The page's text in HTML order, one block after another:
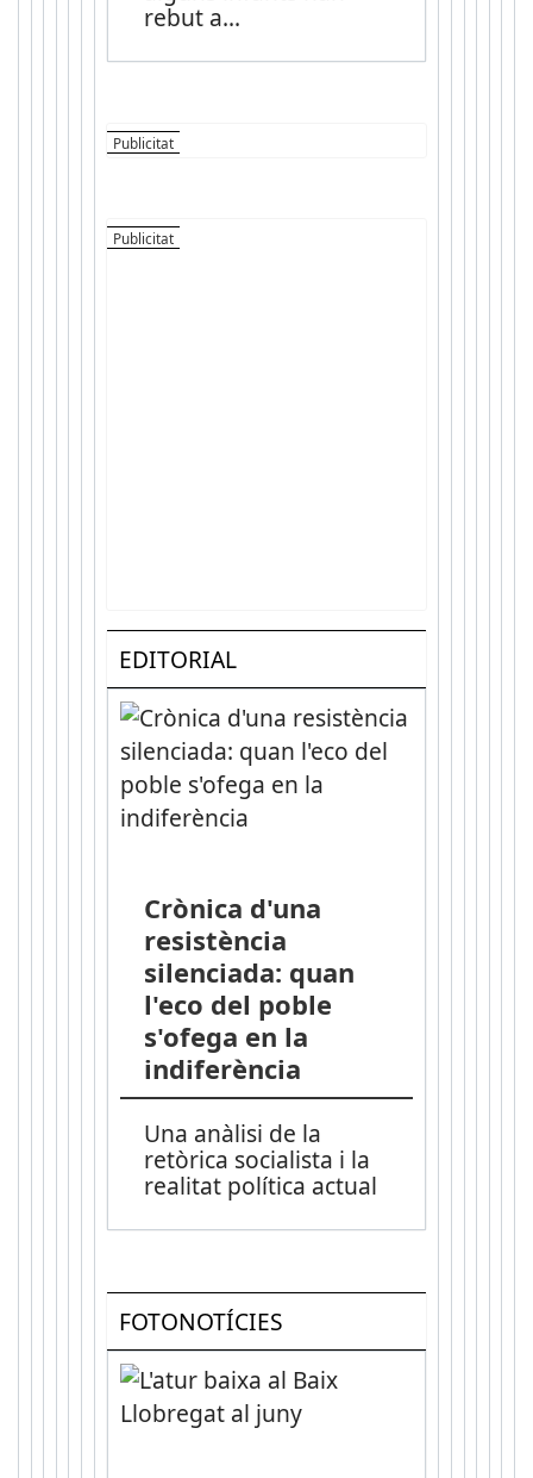
rebut a...
EDITORIAL
Crònica d'una
resistència
silenciada: quan
l'eco del poble
s'ofega en la
indiferència
Una anàlisi de la
retòrica socialista i la
realitat política actual
FOTONOTÍCIES